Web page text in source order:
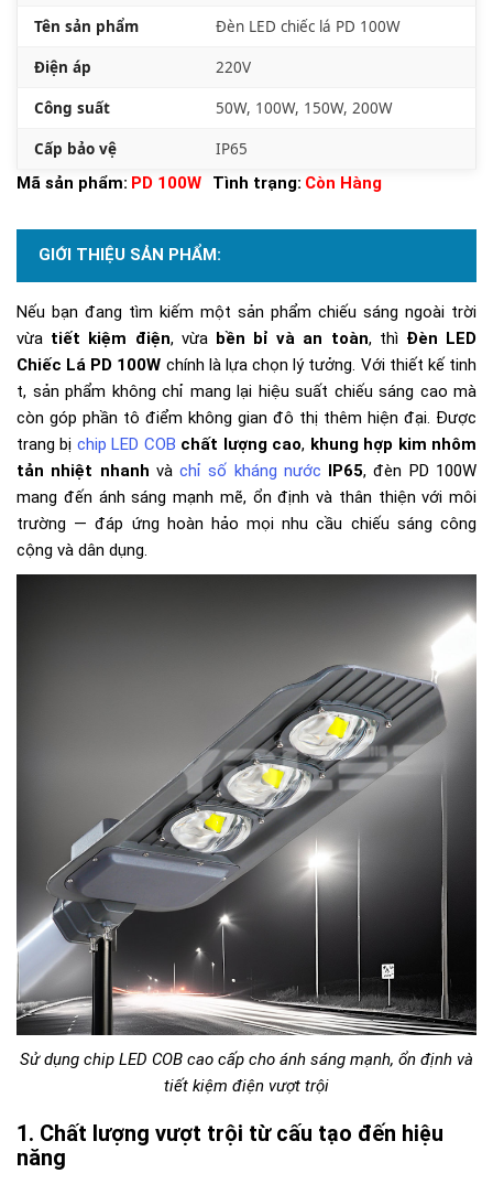
Tên sản phẩm Đèn LED chiếc lá PD 100W
Điện áp 220V
Công suất 50W, 100W, 150W, 200W
Cấp bảo vệ
IP65
Mã sản phẩm: PD 100W Tình trạng: Còn Hàng
GIỚI THIỆU SẢN PHẨM:
Nếu bạn đang tìm kiếm một sản phẩm chiếu sáng ngoài trời
vừa tiết kiệm điện, vừa bền bỉ và an toàn, thì Đèn LED
Chiếc Lá PD 100W chính là lựa chọn lý tưởng. Với thiết kế tinh
t, sản phẩm không chỉ mang lại hiệu suất chiếu sáng cao mà
còn góp phần tô điểm không gian đô thị thêm hiện đại. Được
trang bị chip LED COB chất lượng cao, khung hợp kim nhôm
tản nhiệt nhanh vàchỉ số kháng nước IP65, đèn PD 100W
mang đến ánh sáng mạnh mẽ, ổn định và thân thiện với môi
trường — đáp ứng hoàn hảo mọi nhu cầu chiếu sáng công
cộng và dân dụng.
Sử dụng chip LED COB cao cấp cho ánh sáng mạnh, ổn định và
tiết kiệm điện vượt trội
Chất lượng vượt trội từ cấu tạo đến hiệu
năng